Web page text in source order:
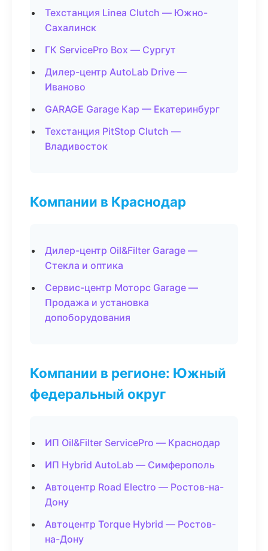
Техстанция Linea Clutch — Южно-
Сахалинск
ГК ServicePro Box — Сургут
Дилер-центр AutoLab Drive —
Иваново
GARAGE Garage Кар — Екатеринбург
Техстанция PitStop Clutch —
Владивосток
Компании в Краснодар
Дилер-центр Oil&Filter Garage —
Стекла и оптика
Сервис-центр Моторс Garage —
Продажа и установка
допоборудования
Компании в регионе: Южный
федеральный округ
ИП Oil&Filter ServicePro — Краснодар
ИП Hybrid AutoLab — Симферополь
Автоцентр Road Electro — Ростов-на-
Дону
Автоцентр Torque Hybrid — Ростов-
на-Дону